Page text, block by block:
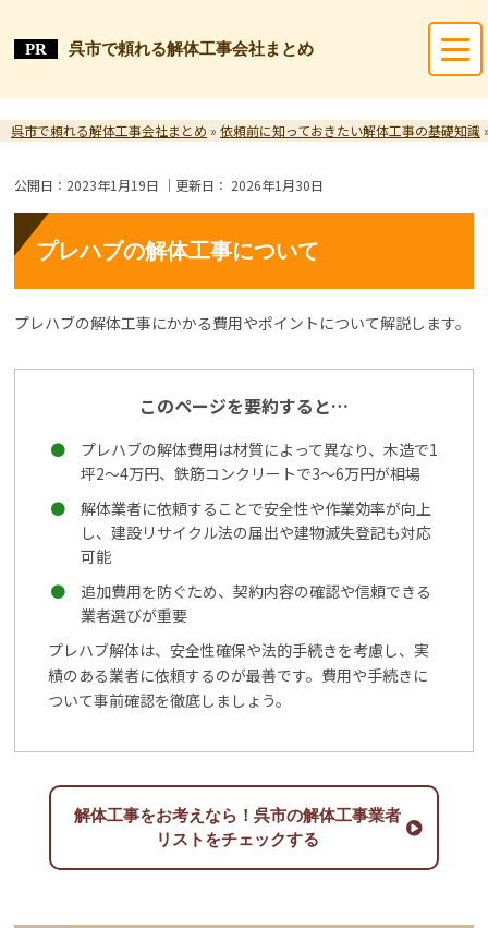
呉市で頼れる解体工事会社まとめ
呉市で頼れる解体工事会社まとめ » 依頼前に知っておきたい解体工事の基礎知識
公開日： 2023年1月19日 ｜更新日： 2026年1月30日
プレハブの解体工事について
プレハブの解体工事にかかる費用やポイントについて解説します。
このページを要約すると…
プレハブの解体費用は材質によって異なり、木造で1
坪2～4万円、鉄筋コンクリートで3～6万円が相場
解体業者に依頼することで安全性や作業効率が向上
し、建設リサイクル法の届出や建物滅失登記も対応
可能
追加費用を防ぐため、契約内容の確認や信頼できる
業者選びが重要
プレハブ解体は、安全性確保や法的手続きを考慮し、実
績のある業者に依頼するのが最善です。費用や手続きに
ついて事前確認を徹底しましょう。
解体工事をお考えなら！呉市の解体工事業者
リストをチェックする